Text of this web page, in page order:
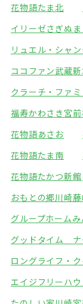
花物語たま北
イリーゼさぎぬ
リュエル・シャ
ココファン武蔵新
クラーチ・ファ
福寿かわさき宮
花物語あさお
花物語たま南
花物語たかつ新館
おもとの郷川崎藤
グループホーム
グッドタイム ナ
ロングライフ・
エイジフリーハ